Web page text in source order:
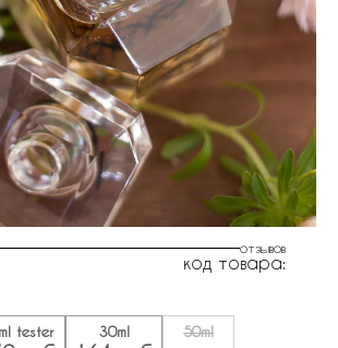
отзывов
код товара:
tester 30ml 50ml